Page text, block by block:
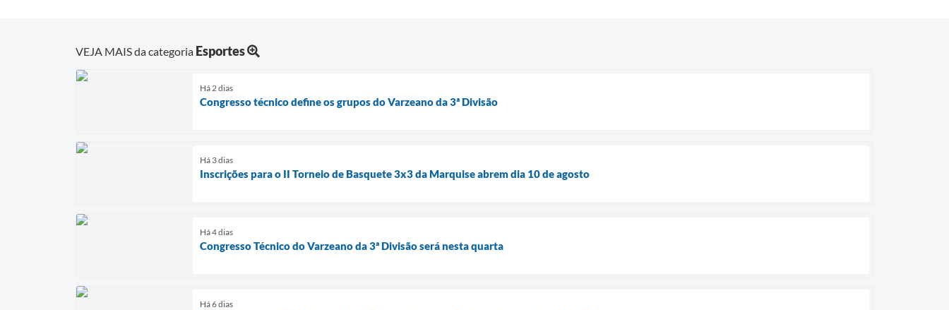
VEJA MAIS da categoria Esportes
Há 2 dias
Congresso técnico define os grupos do Varzeano da 3ª Divisão
Há 3 dias
Inscrições para o II Torneio de Basquete 3x3 da Marquise abrem dia 10 de agosto
Há 4 dias
Congresso Técnico do Varzeano da 3ª Divisão será nesta quarta
Há 6 dias